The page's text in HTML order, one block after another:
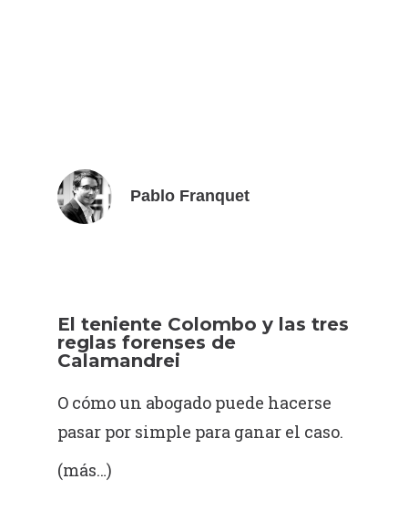
Pablo Franquet
El teniente Colombo y las tres
reglas forenses de
Calamandrei
O cómo un abogado puede hacerse
pasar por simple para ganar el caso.
(más…)